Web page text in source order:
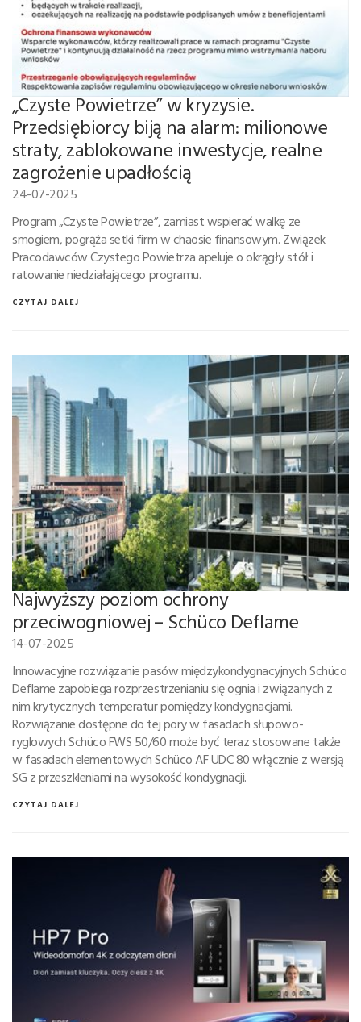
„Czyste Powietrze” w kryzysie.
Przedsiębiorcy biją na alarm: milionowe
straty, zablokowane inwestycje, realne
zagrożenie upadłością
24-07-2025
Program „Czyste Powietrze”, zamiast wspierać walkę ze
smogiem, pogrąża setki firm w chaosie finansowym. Związek
Pracodawców Czystego Powietrza apeluje o okrągły stół i
ratowanie niedziałającego programu.
CZYTAJ DALEJ
Najwyższy poziom ochrony
przeciwogniowej – Schüco Deflame
14-07-2025
Innowacyjne rozwiązanie pasów międzykondygnacyjnych Schüco
Deflame zapobiega rozprzestrzenianiu się ognia i związanych z
nim krytycznych temperatur pomiędzy kondygnacjami.
Rozwiązanie dostępne do tej pory w fasadach słupowo-
ryglowych Schüco FWS 50/60 może być teraz stosowane także
w fasadach elementowych Schüco AF UDC 80 włącznie z wersją
SG z przeszkleniami na wysokość kondygnacji.
CZYTAJ DALEJ